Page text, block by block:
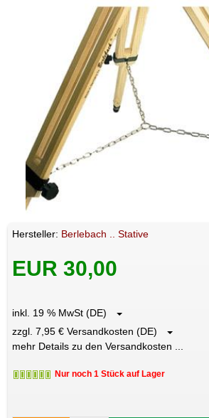
Hersteller: Berlebach .. Stative
EUR 30,00
inkl. 19 % MwSt (DE)
zzgl. 7,95 € Versandkosten (DE)
mehr Details zu den Versandkosten ...
Nur noch 1 Stück auf Lager